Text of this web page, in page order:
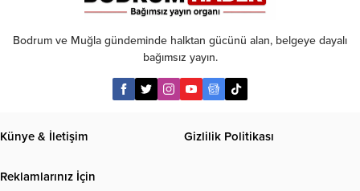
Bodrum ve Muğla gündeminde halktan gücünü alan, belgeye dayalı
bağımsız yayın.
Künye & İletişim Gizlilik Politikası
Reklamlarınız İçin